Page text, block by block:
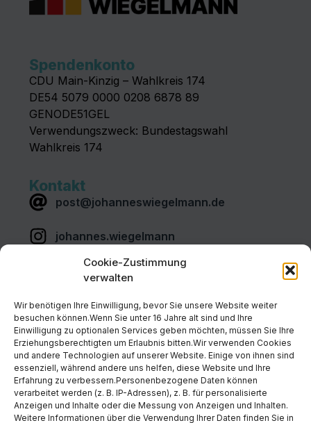
Cookie-Zustimmung
verwalten
Wir benötigen Ihre Einwilligung, bevor Sie unsere Website weiter
besuchen können.Wenn Sie unter 16 Jahre alt sind und Ihre
Einwilligung zu optionalen Services geben möchten, müssen Sie Ihre
Erziehungsberechtigten um Erlaubnis bitten.Wir verwenden Cookies
und andere Technologien auf unserer Website. Einige von ihnen sind
essenziell, während andere uns helfen, diese Website und Ihre
Erfahrung zu verbessern.Personenbezogene Daten können
verarbeitet werden (z. B. IP-Adressen), z. B. für personalisierte
Anzeigen und Inhalte oder die Messung von Anzeigen und Inhalten.
Weitere Informationen über die Verwendung Ihrer Daten finden Sie in
Spendenkonto
CDU Main-Kinzig – Wahlkreis 174
DE54 5079 0000 0208 6878 89
GENODE51GEL
Verwendungszweck: Bundestagswahl
Wahlkreis 174
Kontakt
post@johanneswiegelmann.de
johannes.wiegelmann
Johannes-Wiegelmann
Links
CDU Deutschland
CDU MKK
CDU Wetterau
CDU Vogelsberg